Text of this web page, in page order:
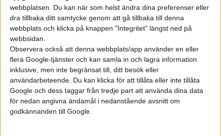
webbplatsen. Du kan när som helst ändra dina preferenser eller
dra tillbaka ditt samtycke genom att gå tillbaka till denna
webbplats och klicka på knappen "Integritet" längst ned på
webbsidan.
Observera också att denna webbplats/app använder en eller
flera Google-tjänster och kan samla in och lagra information
inklusive, men inte begränsat till, ditt besök eller
användarbeteende. Du kan klicka för att tillåta eller inte tillåta
Google och dess taggar från tredje part att använda dina data
för nedan angivna ändamål i nedanstående avsnitt om
godkännanden till Google.
7 aug 2026
Studie: Förbränningsbilar borde skrotas direkt
5 aug 2026
Uppgift: då kommer Volvos nya eldrivna volymmodell EX50
7 aug 2026
EU-plan: V2G-krav ska göra elbilar till del av energisystemet
6 aug 2026
Säljstart för instegsversionen av ID. Polo
6 aug 2026